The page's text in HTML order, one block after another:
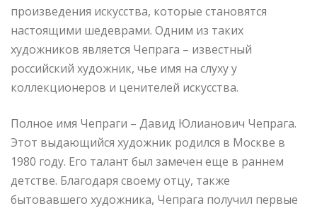
произведения искусства, которые становятся
настоящими шедеврами. Одним из таких
художников является Чепрага – известный
российский художник, чье имя на слуху у
коллекционеров и ценителей искусства.
Полное имя Чепраги – Давид Юлианович Чепрага.
Этот выдающийся художник родился в Москве в
1980 году. Его талант был замечен еще в раннем
детстве. Благодаря своему отцу, также
бытовавшего художника, Чепрага получил первые